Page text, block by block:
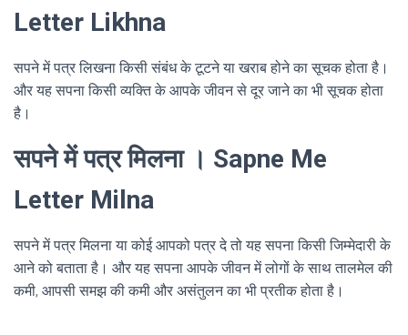
Letter Likhna
सपने में पत्र लिखना किसी संबंध के टूटने या खराब होने का सूचक होता है।
और यह सपना किसी व्यक्ति के आपके जीवन से दूर जाने का भी सूचक होता
है।
सपने में पत्र मिलना । Sapne Me
Letter Milna
सपने में पत्र मिलना या कोई आपको पत्र दे तो यह सपना किसी जिम्मेदारी के
आने को बताता है। और यह सपना आपके जीवन में लोगों के साथ तालमेल की
कमी, आपसी समझ की कमी और असंतुलन का भी प्रतीक होता है।